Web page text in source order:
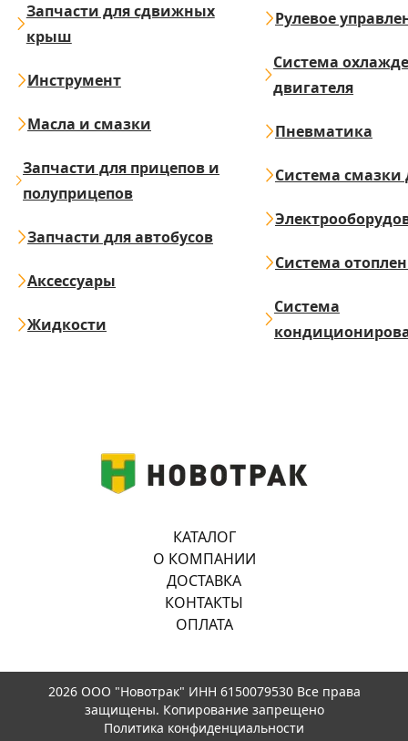
Запчасти для сдвижных
крыш
Инструмент
Масла и смазки
Запчасти для прицепов и
полуприцепов
Запчасти для автобусов
Аксессуары
Жидкости
Рулевое
Система
двигателя
Пневматика
Система смазки
Система
Система
КАТАЛОГ
О КОМПАНИИ
ДОСТАВКА
КОНТАКТЫ
ОПЛАТА
2026 ООО "Новотрак" ИНН 6150079530 Все права
защищены. Копирование запрещено
Политика конфиденциальности